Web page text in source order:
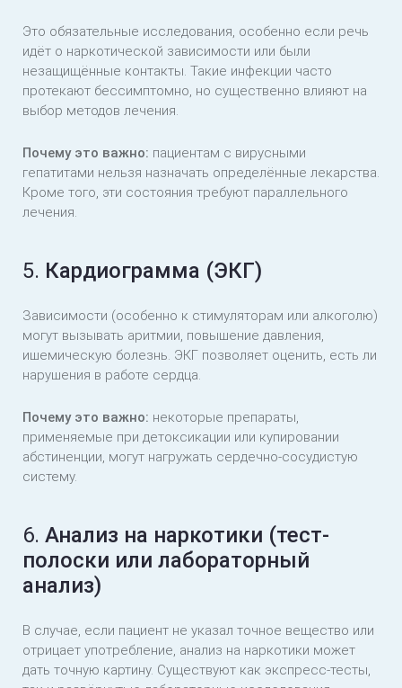
Это обязательные исследования, особенно если речь
идёт о наркотической зависимости или были
незащищённые контакты. Такие инфекции часто
протекают бессимптомно, но существенно влияют на
выбор методов лечения.
Почему это важно: пациентам с вирусными
гепатитами нельзя назначать определённые лекарства.
Кроме того, эти состояния требуют параллельного
лечения.
5. Кардиограмма (ЭКГ)
Зависимости (особенно к стимуляторам или алкоголю)
могут вызывать аритмии, повышение давления,
ишемическую болезнь. ЭКГ позволяет оценить, есть ли
нарушения в работе сердца.
Почему это важно: некоторые препараты,
применяемые при детоксикации или купировании
абстиненции, могут нагружать сердечно-сосудистую
систему.
6. Анализ на наркотики (тест-
полоски или лабораторный
анализ)
В случае, если пациент не указал точное вещество или
отрицает употребление, анализ на наркотики может
дать точную картину. Существуют как экспресс-тесты,